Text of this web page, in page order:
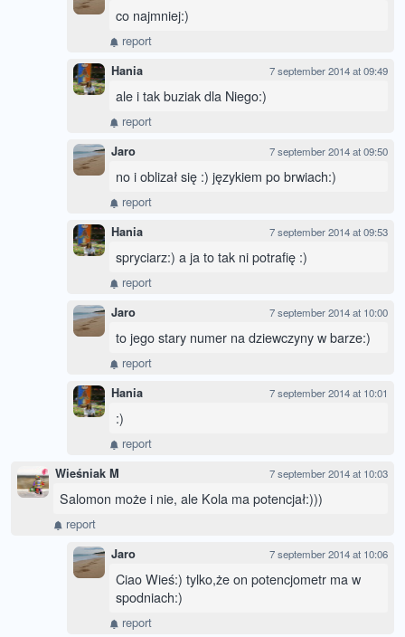
co najmniej:)
report
Hania 7 september 2014 at 09:49
ale i tak buziak dla Niego:)
report
Jaro 7 september 2014 at 09:50
no i oblizał się :) językiem po brwiach:)
report
Hania 7 september 2014 at 09:53
spryciarz:) a ja to tak ni potrafię :)
report
Jaro 7 september 2014 at 10:00
to jego stary numer na dziewczyny w barze:)
report
Hania 7 september 2014 at 10:01
:)
report
Wieśniak M 7 september 2014 at 10:03
Salomon może i nie, ale Kola ma potencjał:)))
report
Jaro 7 september 2014 at 10:06
Ciao Wieś:) tylko,że on potencjometr ma w
spodniach:)
report